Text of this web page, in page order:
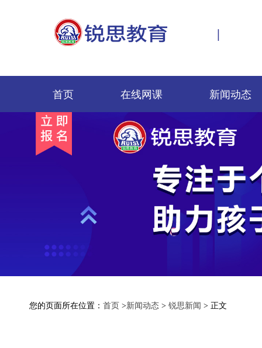
|
首页 在线网课 新闻动态
您的页面所在位置： 首页 >新闻动态 > 锐思新闻 > 正文